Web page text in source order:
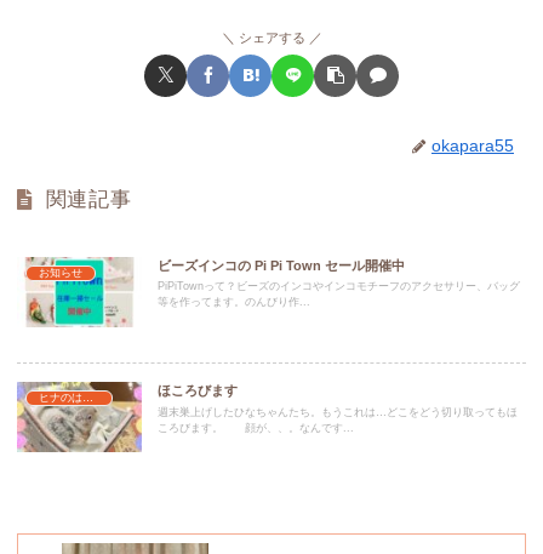
シェアする
okapara55
関連記事
お知らせ
ビーズインコの Pi Pi Town セール開催中
PiPiTownって？ビーズのインコやインコモチーフのアクセサリー、バッグ
等を作ってます。のんびり作...
ヒナのはなし
ほころびます
週末巣上げしたひなちゃんたち。もうこれは…どこをどう切り取ってもほ
ころびます。 顔が、、。なんです...